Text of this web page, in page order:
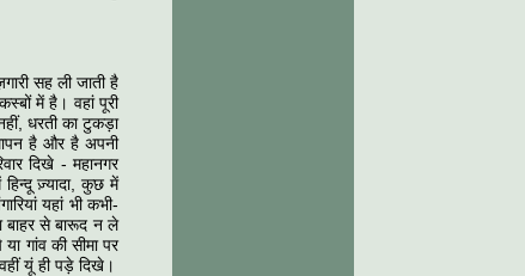
सह ली जाती है
में है। वहां पूरी
धरती का टुकड़ा
है और है अपनी
दिखे - महानगर
ज़्यादा, कुछ में
यहां भी कभी-
बाहर से बारूद न ले
गांव की सीमा पर
यूं ही पड़े दिखे।